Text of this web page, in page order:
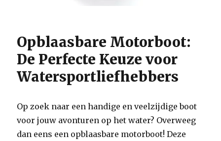
Opblaasbare Motorboot:
De Perfecte Keuze voor
Watersportliefhebbers
Op zoek naar een handige en veelzijdige boot
voor jouw avonturen op het water? Overweeg
dan eens een opblaasbare motorboot! Deze